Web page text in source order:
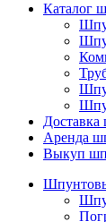
Каталог
Доставка
Аренда
Выкуп